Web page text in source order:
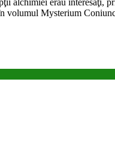
volumul Mysterium